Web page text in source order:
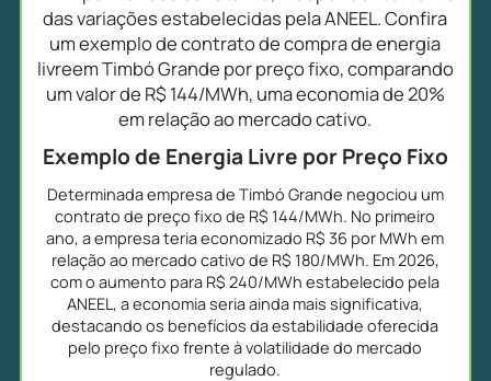
das variações estabelecidas pela ANEEL. Confira
um exemplo de contrato de compra de energia
livreem Timbó Grande por preço fixo, comparando
um valor de R$ 144/MWh, uma economia de 20%
em relação ao mercado cativo.
Exemplo de Energia Livre por Preço Fixo
Determinada empresa de Timbó Grande negociou um
contrato de preço fixo de R$ 144/MWh. No primeiro
ano, a empresa teria economizado R$ 36 por MWh em
relação ao mercado cativo de R$ 180/MWh. Em 2026,
com o aumento para R$ 240/MWh estabelecido pela
ANEEL, a economia seria ainda mais significativa,
destacando os benefícios da estabilidade oferecida
pelo preço fixo frente à volatilidade do mercado
regulado.